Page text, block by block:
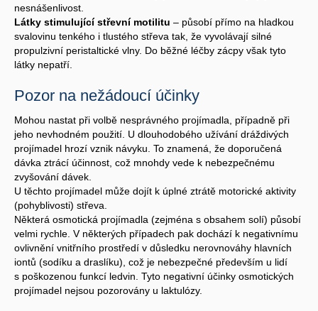
nesnášenlivost.
Látky stimulující střevní motilitu – působí přímo na hladkou
svalovinu tenkého i tlustého střeva tak, že vyvolávají silné
propulzivní peristaltické vlny. Do běžné léčby zácpy však tyto
látky nepatří.
Pozor na nežádoucí účinky
Mohou nastat při volbě nesprávného projímadla, případně při
jeho nevhodném použití. U dlouhodobého užívání dráždivých
projímadel hrozí vznik návyku. To znamená, že doporučená
dávka ztrácí účinnost, což mnohdy vede k nebezpečnému
zvyšování dávek.
U těchto projímadel může dojít k úplné ztrátě motorické aktivity
(pohyblivosti) střeva.
Některá osmotická projímadla (zejména s obsahem solí) působí
velmi rychle. V některých případech pak dochází k negativnímu
ovlivnění vnitřního prostředí v důsledku nerovnováhy hlavních
iontů (sodíku a draslíku), což je nebezpečné především u lidí
s poškozenou funkcí ledvin. Tyto negativní účinky osmotických
projímadel nejsou pozorovány u laktulózy.